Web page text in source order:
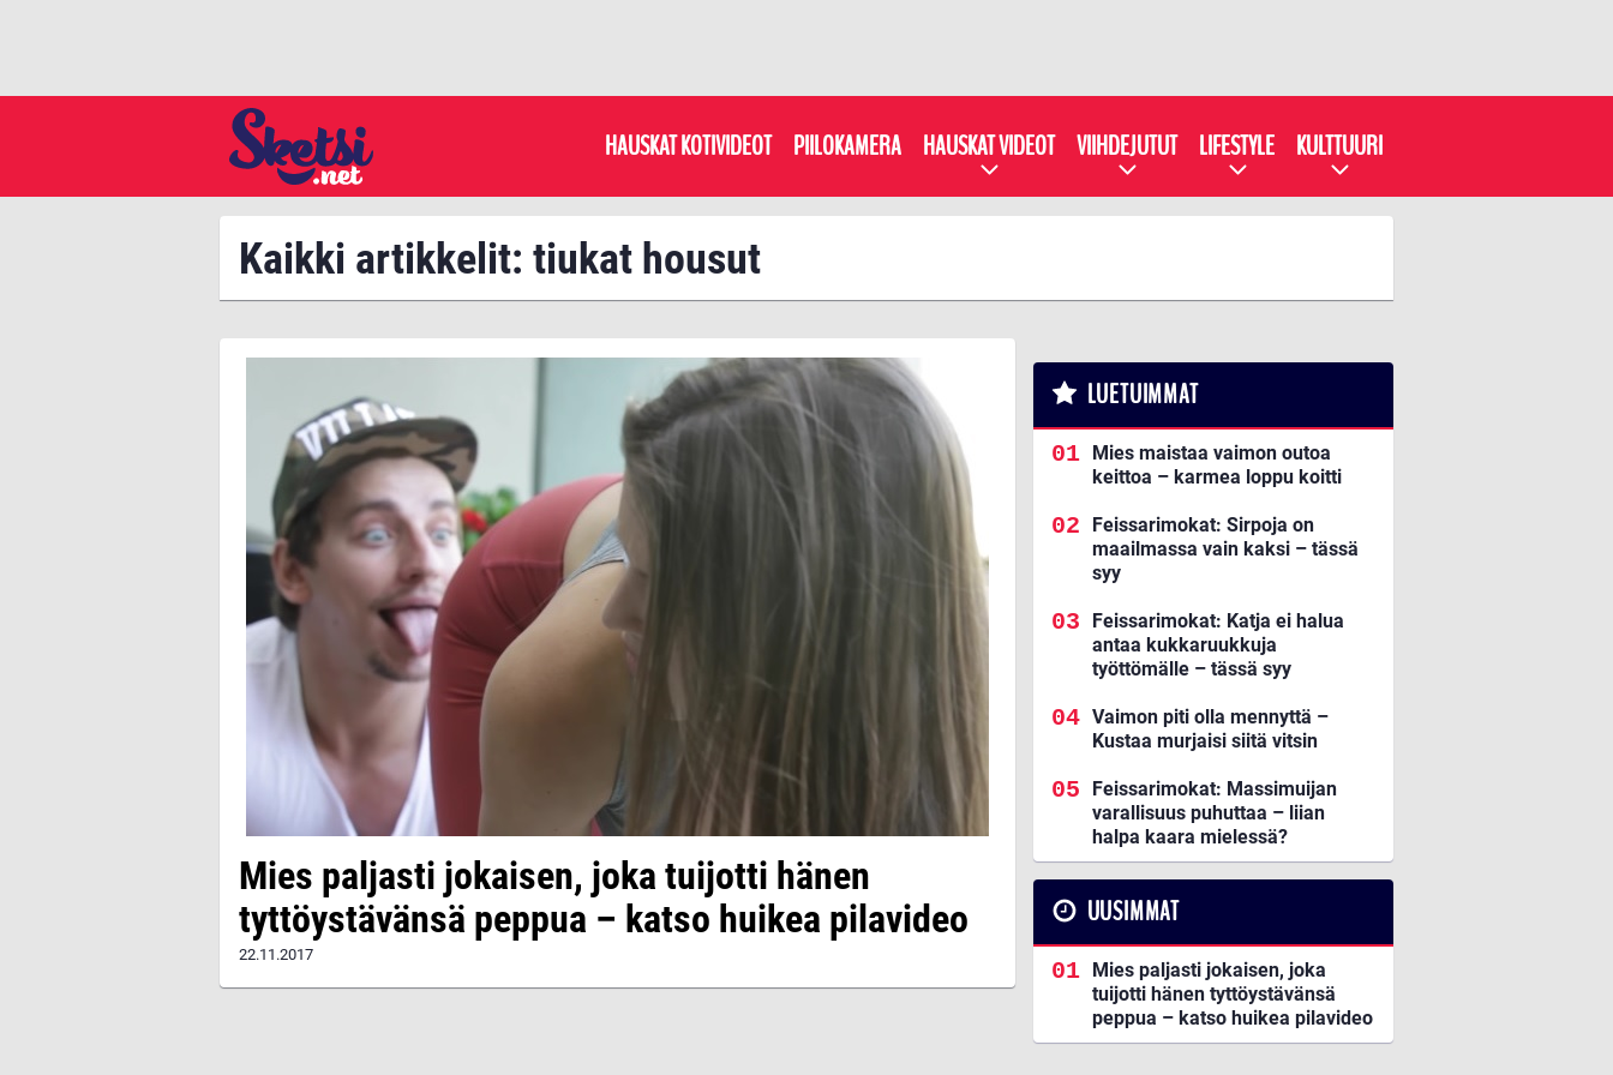
HAUSKAT KOTIVIDEOT PIILOKAMERA HAUSKAT VIDEOT VIIHDEJUTUT LIFESTYLE KULTTUURI
Kaikki artikkelit: tiukat housut
Mies paljasti jokaisen, joka tuijotti hänen
tyttöystävänsä peppua – katso huikea pilavideo
22.11.2017
LUETUIMMAT
Mies maistaa vaimon outoa
keittoa – karmea loppu koitti
Feissarimokat: Sirpoja on
maailmassa vain kaksi – tässä
syy
Feissarimokat: Katja ei halua
antaa kukkaruukkuja
työttömälle – tässä syy
Vaimon piti olla mennyttä –
Kustaa murjaisi siitä vitsin
Feissarimokat: Massimuijan
varallisuus puhuttaa – liian
halpa kaara mielessä?
UUSIMMAT
Mies paljasti jokaisen, joka
tuijotti hänen tyttöystävänsä
peppua – katso huikea pilavideo